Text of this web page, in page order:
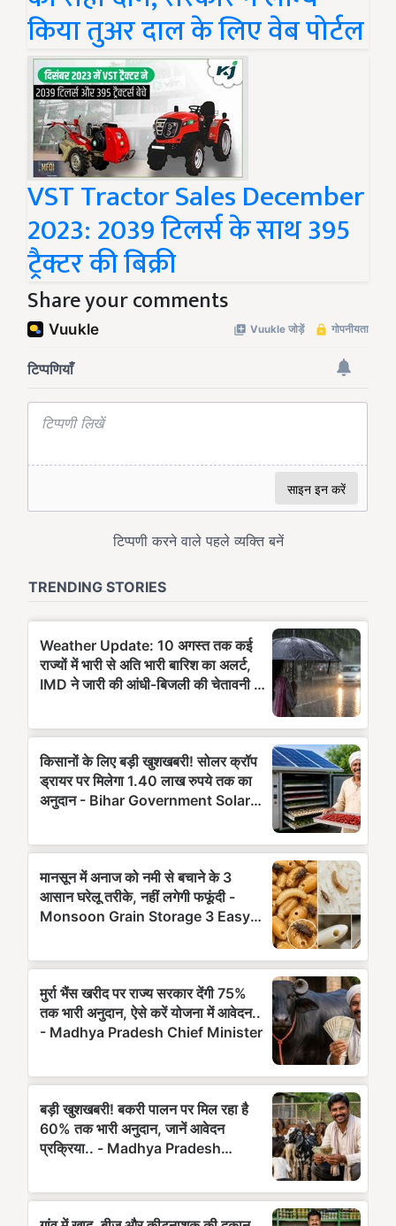
किया तुअर दाल के लिए वेब पोर्टल
VST Tractor Sales December
2023: 2039 टिलर्स के साथ 395
ट्रैक्टर की बिक्री
Share your comments